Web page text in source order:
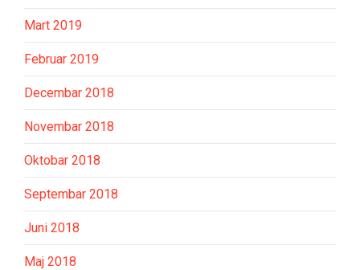
Mart 2019
Februar 2019
Decembar 2018
Novembar 2018
Oktobar 2018
Septembar 2018
Juni 2018
Maj 2018